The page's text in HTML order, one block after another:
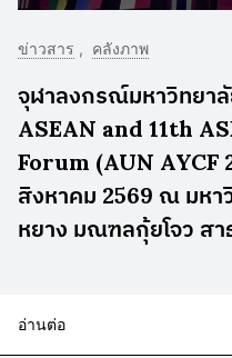
ข่าวสาร คลังภาพ
จุฬาลงกรณ์มหาวิทยาลั
ASEAN and 11th
Forum (AUN AYCF
สิงหาคม 2569 ณ มหา
หยาง มณฑลกุ้ยโจว ส
อ่านต่อ